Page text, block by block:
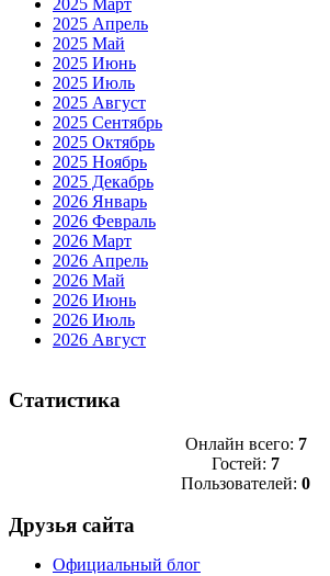
2025 Март
2025 Апрель
2025 Май
2025 Июнь
2025 Июль
2025 Август
2025 Сентябрь
2025 Октябрь
2025 Ноябрь
2025 Декабрь
2026 Январь
2026 Февраль
2026 Март
2026 Апрель
2026 Май
2026 Июнь
2026 Июль
2026 Август
Статистика
Онлайн всего: 7
Гостей: 7
Пользователей: 0
Друзья сайта
Официальный блог